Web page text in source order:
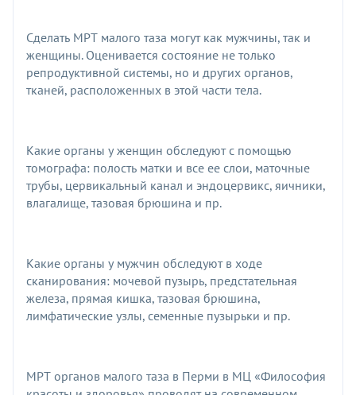
Сделать МРТ малого таза могут как мужчины, так и
женщины. Оценивается состояние не только
репродуктивной системы, но и других органов,
тканей, расположенных в этой части тела.
Какие органы у женщин обследуют с помощью
томографа: полость матки и все ее слои, маточные
трубы, цервикальный канал и эндоцервикс, яичники,
влагалище, тазовая брюшина и пр.
Какие органы у мужчин обследуют в ходе
сканирования: мочевой пузырь, предстательная
железа, прямая кишка, тазовая брюшина,
лимфатические узлы, семенные пузырьки и пр.
МРТ органов малого таза в Перми в МЦ «Философия